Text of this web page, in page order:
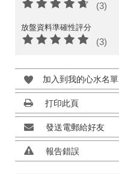
(3)
放盤資料準確性評分
(3)
加入到我的心水名單
打印此頁
發送電郵給好友
報告錯誤